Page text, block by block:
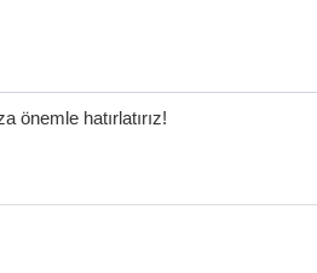
önemle hatırlatırız!